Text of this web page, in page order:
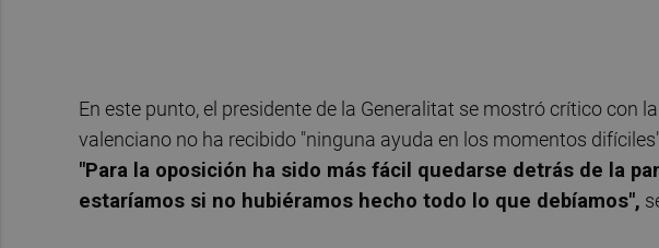
En este punto, el presidente de la Generalitat se mostró crítico con
valenciano no ha recibido "ninguna ayuda en los momentos
"Para la oposición ha sido más fácil quedarse detrás de la
estaríamos si no hubiéramos hecho todo lo que debíamos",